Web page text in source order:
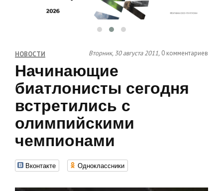
НОВОСТИ Вторник, 30 августа 2011, 0 комментариев
Начинающие
биатлонисты сегодня
встретились с
олимпийскими
чемпионами
Вконтакте Одноклассники